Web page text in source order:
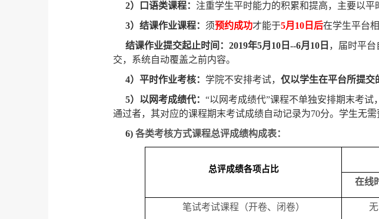
2）口语类课程： 注重学生平时能力的积累和提高，主要以平
3）结课作业课程： 须预约成功才能于5月 10 日后在学生平台
结课作业提交起止时间：2019年5月 10 日--6月 10 日 ，届时平
交，系统自动覆盖之前内容。
4）平时作业考核： 学院不安排考试，仅以学生在平台所提交
5）以网考成绩代：“以网考成绩代”课程不单独安排期末考
通过者，其对应的课程期末考试成绩自动记录为70分。学生无需
6)各类考核方式课程总评成绩构成表：
总评成绩各项占比
在线
笔试考试课程（开卷、闭卷） 无